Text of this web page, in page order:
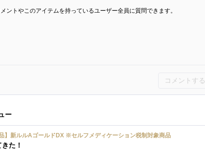
ントやこのアイテムを持っているユーザー全員に質問できます。
コメントする
ー
】新ルルAゴールドDX ※セルフメディケーション税制対象商品
た！